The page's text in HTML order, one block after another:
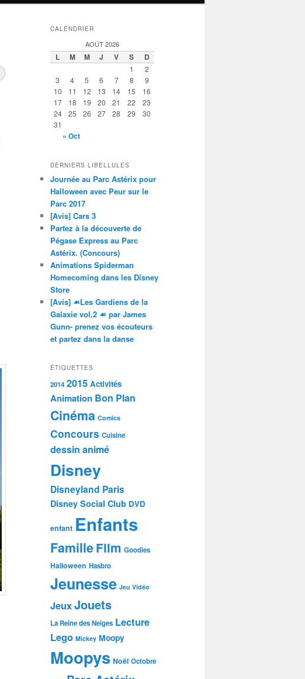
CALENDRIER
AOÛT 2026
L M M J V S D
1
2
3
4 5 6 7 8
9
10
11 12 13 14 15
16
17
18 19 20 21 22
23
24
25 26 27 28 29
30
31
« Oct
DERNIERS LIBELLULES
Journée au Parc Astérix pour
Halloween avec Peur sur le
Parc 2017
[Avis] Cars 3
Partez à la découverte de
Pégase Express au Parc
Astérix. (Concours)
Animations Spiderman
Homecoming dans les Disney
Store
[Avis] ☙Les Gardiens de la
Galaxie vol.2 ☙ par James
Gunn- prenez vos écouteurs
et partez dans la danse
ÉTIQUETTES
2014 2015 Activités
Animation Bon Plan
Cinéma Comics
Concours Cuisine
dessin animé
Disney
Disneyland Paris
Disney Social Club DVD
enfant Enfants
FamilleFilm Goodies
Halloween Hasbro
Jeunesse Jeu Vidéo
JeuxJouets
La Reine des Neiges Lecture
Lego Mickey Moopy
Moopys Noël Octobre